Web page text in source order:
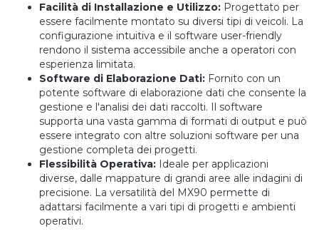
Facilità di Installazione e Utilizzo: Progettato per
essere facilmente montato su diversi tipi di veicoli. La
configurazione intuitiva e il software user-friendly
rendono il sistema accessibile anche a operatori con
esperienza limitata.
Software di Elaborazione Dati: Fornito con un
potente software di elaborazione dati che consente la
gestione e l'analisi dei dati raccolti. Il software
supporta una vasta gamma di formati di output e può
essere integrato con altre soluzioni software per una
gestione completa dei progetti.
Flessibilità Operativa: Ideale per applicazioni
diverse, dalle mappature di grandi aree alle indagini di
precisione. La versatilità del MX90 permette di
adattarsi facilmente a vari tipi di progetti e ambienti
operativi.